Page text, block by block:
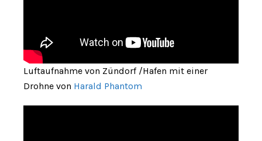
Luftaufnahme von Zündorf /Hafen mit einer
Drohne von Harald Phantom